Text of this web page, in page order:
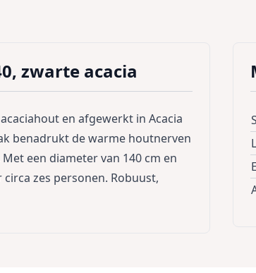
zwarte acacia
en afgewerkt in Acacia
benadrukt de warme houtnerven
een diameter van 140 cm en
zes personen. Robuust,